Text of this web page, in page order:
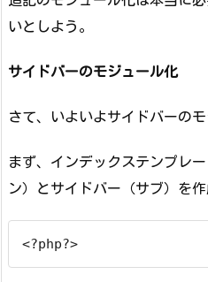
いとしよう。
サイドバーのモジュール化
さて、いよいよサイドバーのモ
まず、インデックステンプレ
ン）とサイドバー（サブ）を作
<?php?>